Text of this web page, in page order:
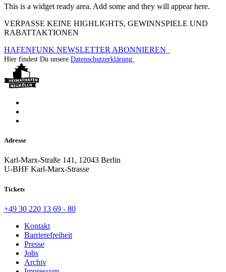
This is a widget ready area. Add some and they will appear here.
VERPASSE KEINE HIGHLIGHTS, GEWINNSPIELE UND
RABATTAKTIONEN
HAFENFUNK NEWSLETTER ABONNIEREN
Hier findest Du unsere Datenschutzerklärung.
Adresse
Karl-Marx-Straße 141, 12043 Berlin
U-BHF Karl-Marx-Strasse
Tickets
+49 30 220 13 69 - 80
Kontakt
Barrierefreiheit
Presse
Jobs
Archiv